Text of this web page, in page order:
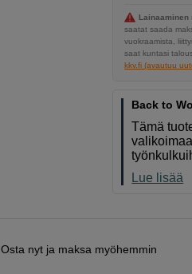
Lainaaminen
saatat saada
vuokraamista,
saat kuntasi
kkv.fi (avautuu
Back to
Tämä
Lue lisää
Osta nyt ja maksa myöhemmin